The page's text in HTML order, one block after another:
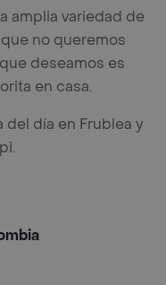
amplia variedad de
no queremos
deseamos es
en casa.
día en Frublea y